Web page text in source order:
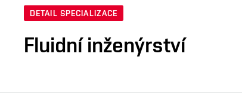
DETAIL SPECIALIZACE
Fluidní inženýrství